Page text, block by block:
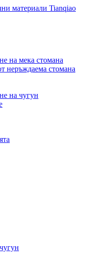
на мека стомана
неръждаема стомана
на чугун